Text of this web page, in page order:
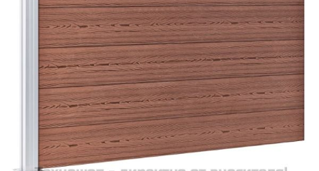
Сподели Tweet